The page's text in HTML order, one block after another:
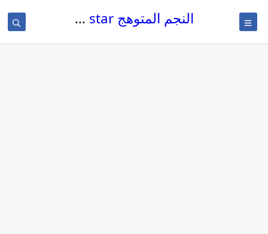
النجم المتوهج The glowing star